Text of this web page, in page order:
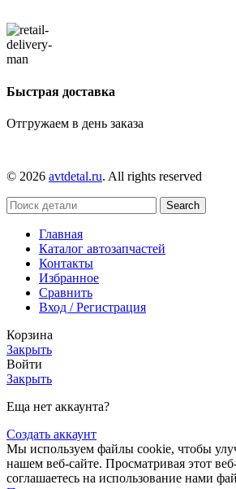
Быстрая доставка
Отгружаем в день заказа
© 2026 avtdetal.ru. All rights reserved
Search
Главная
Каталог автозапчастей
Контакты
Избранное
Сравнить
Вход / Регистрация
Корзина
Закрыть
Войти
Закрыть
Еща нет аккаунта?
Создать аккаунт
Мы используем файлы cookie, чтобы
нашем веб-сайте. Просматривая этот
соглашаетесь на использование нами